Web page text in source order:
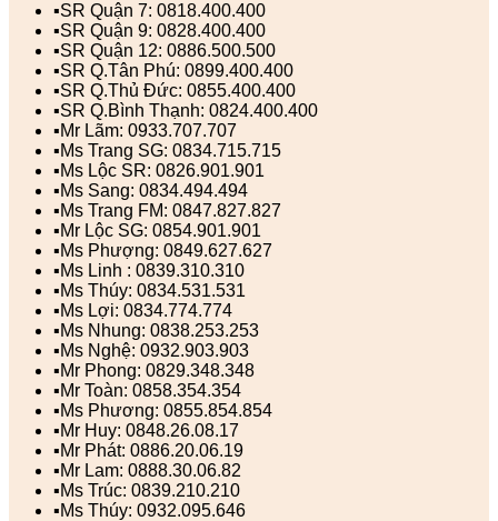
▪️SR Quận 7: 0818.400.400
▪️SR Quận 9: 0828.400.400
▪️SR Quận 12: 0886.500.500
▪️SR Q.Tân Phú: 0899.400.400
▪️SR Q.Thủ Đức: 0855.400.400
▪️SR Q.Bình Thạnh: 0824.400.400
▪️Mr Lãm: 0933.707.707
▪️Ms Trang SG: 0834.715.715
▪️Ms Lộc SR: 0826.901.901
▪️Ms Sang: 0834.494.494
▪️Ms Trang FM: 0847.827.827
▪️Mr Lộc SG: 0854.901.901
▪️Ms Phượng: 0849.627.627
▪️Ms Linh : 0839.310.310
▪️Ms Thúy: 0834.531.531
▪️Ms Lợi: 0834.774.774
▪️Ms Nhung: 0838.253.253
▪️Ms Nghệ: 0932.903.903
▪️Mr Phong: 0829.348.348
▪️Mr Toàn: 0858.354.354
▪️Ms Phương: 0855.854.854
▪️Mr Huy: 0848.26.08.17
▪️Mr Phát: 0886.20.06.19
▪️Mr Lam: 0888.30.06.82
▪️Ms Trúc: 0839.210.210
▪️Ms Thúy: 0932.095.646